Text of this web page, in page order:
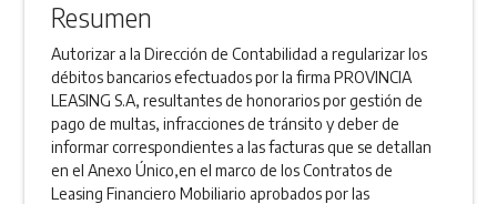
Resumen
Autorizar a la Dirección de Contabilidad a regularizar los
débitos bancarios efectuados por la firma PROVINCIA
LEASING S.A, resultantes de honorarios por gestión de
pago de multas, infracciones de tránsito y deber de
informar correspondientes a las facturas que se detallan
en el Anexo Único,en el marco de los Contratos de
Leasing Financiero Mobiliario aprobados por las